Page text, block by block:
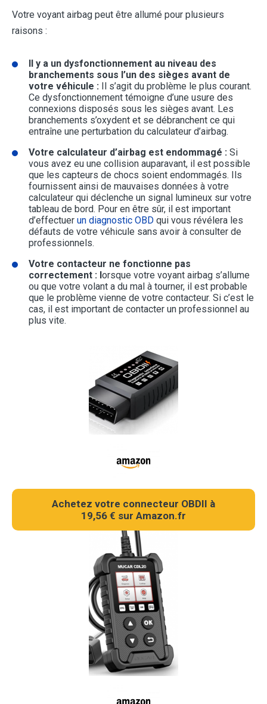
Votre voyant airbag peut être allumé pour plusieurs
raisons :
Il y a un dysfonctionnement au niveau des
branchements sous l’un des sièges avant de
votre véhicule :
Il s’agit du problème le plus courant.
Ce dysfonctionnement témoigne d’une usure des
connexions disposés sous les sièges avant. Les
branchements s’oxydent et se débranchent ce qui
entraîne une perturbation du calculateur d’airbag.
Votre calculateur d’airbag est endommagé : Si
vous avez eu une collision auparavant, il est possible
que les capteurs de chocs soient endommagés. Ils
fournissent ainsi de mauvaises données à votre
calculateur qui déclenche un signal lumineux sur votre
tableau de bord. Pour en être sûr, il est important
d’effectuer un diagnostic OBD qui vous révélera les
défauts de votre véhicule sans avoir à consulter de
professionnels.
Votre contacteur ne fonctionne pas
correctement : l orsque votre voyant airbag s’allume
ou que votre volant a du mal à tourner, il est probable
que le problème vienne de votre contacteur. Si c’est le
cas, il est important de contacter un professionnel au
plus vite.
Achetez votre connecteur OBDII à
19,56 € sur Amazon.fr